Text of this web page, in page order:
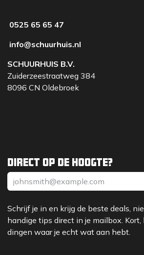
Direct op de hoogte?
Schrijf je in en krijg de beste deals,
handige tips direct in je mailbox.
dingen waar je echt wat aan hebt.
0525 65 65 47
info@schuurhuis.nl
SCHUURHUIS B.V.
Zuiderzeestraatweg 384
8096 CN Oldebroek